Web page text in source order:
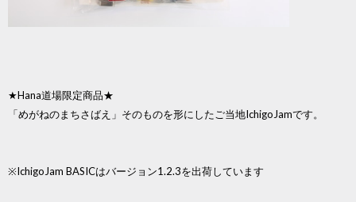
★Hana道場限定商品★
「めがねのまちさばえ」そのものを形にしたご当地IchigoJamです。
※IchigoJam BASICはバージョン1.2.3を出荷しています